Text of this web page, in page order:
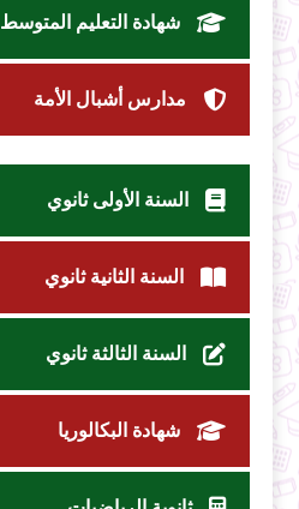
شهادة التعليم المتوسط
مدارس أشبال الأمة
السنة الأولى ثانوي
السنة الثانية ثانوي
السنة الثالثة ثانوي
شهادة البكالوريا